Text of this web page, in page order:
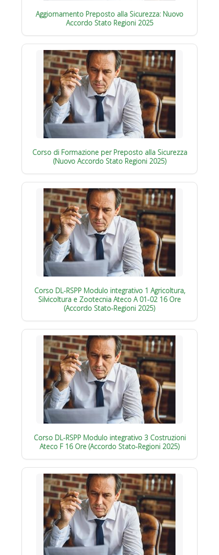
Aggiornamento Preposto alla Sicurezza: Nuovo
Accordo Stato Regioni 2025
Corso di Formazione per Preposto alla Sicurezza
(Nuovo Accordo Stato Regioni 2025)
Corso DL-RSPP Modulo integrativo 1 Agricoltura,
Silvicoltura e Zootecnia Ateco A 01-02 16 Ore
(Accordo Stato-Regioni 2025)
Corso DL-RSPP Modulo integrativo 3 Costruzioni
Ateco F 16 Ore (Accordo Stato-Regioni 2025)